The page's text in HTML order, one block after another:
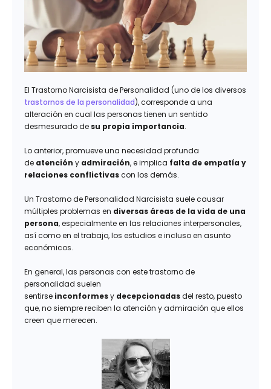
El Trastorno Narcisista de Personalidad (uno de los diversos
trastornos de la personalidad), corresponde a una
alteración en cual las personas tienen un sentido
desmesurado de su propia importancia.
Lo anterior, promueve una necesidad profunda
de atención y admiración, e implica falta de empatía y
relaciones conflictivascon los demás.
Un Trastorno de Personalidad Narcisista suele causar
múltiples problemas en diversas áreas de la vida de una
persona, especialmente en las relaciones interpersonales,
así como en el trabajo, los estudios e incluso en asunto
económicos.
En general, las personas con este trastorno de
personalidad suelen
sentirse inconformesy decepcionadasdel resto, puesto
que, no siempre reciben la atención y admiración que ellos
creen que merecen.